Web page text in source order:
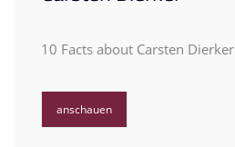
10 Facts about Carsten Dierker
anschauen